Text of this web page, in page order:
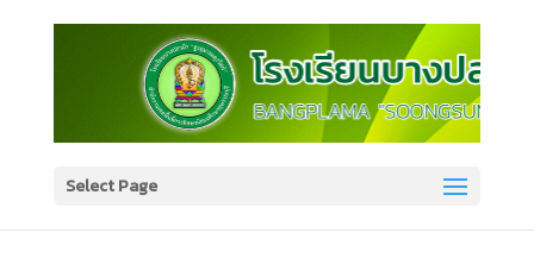
Select Page